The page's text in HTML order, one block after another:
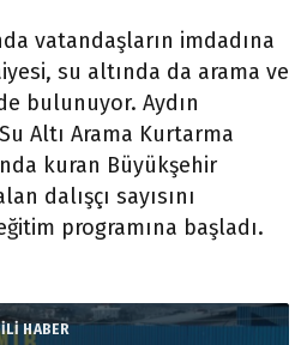
vatandaşların imdadına
su altında da arama ve
bulunuyor. Aydın
Altı Arama Kurtarma
kuran Büyükşehir
dalışçı sayısını
programına başladı.
HABER